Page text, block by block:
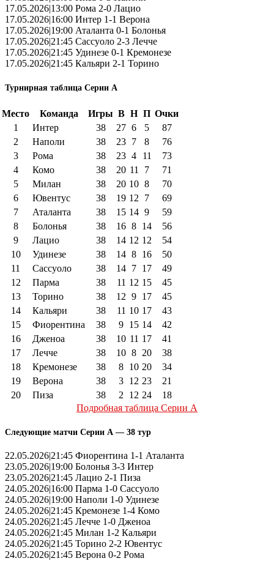
17.05.2026|13:00 Рома 2-0 Лацио
17.05.2026|16:00 Интер 1-1 Верона
17.05.2026|19:00 Аталанта 0-1 Болонья
17.05.2026|21:45 Сассуоло 2-3 Лечче
17.05.2026|21:45 Удинезе 0-1 Кремонезе
17.05.2026|21:45 Кальяри 2-1 Торино
Турнирная таблица Серии А
Место Команда Игры В Н П Очки
1
Интер 38 27 6 5
87
2
Наполи 38 23 7 8
76
3
Рома 38 23 4 11
73
4
Комо 38 20 11 7
71
5
Милан 38 20 10 8
70
6
Ювентус 38 19 12 7
69
7
Аталанта 38 15 14 9
59
8
Болонья 38 16 8 14
56
9
Лацио 38 14 12 12
54
10
Удинезе 38 14 8 16
50
11
Сассуоло 38 14 7 17
49
12
Парма 38 11 12 15
45
13
Торино 38 12 9 17
45
14
Кальяри 38 11 10 17
43
15
Фиорентина 38 9 15 14
42
16
Дженоа 38 10 11 17
41
17
Лечче 38 10 8 20
38
18
Кремонезе 38 8 10 20
34
19
Верона 38 3 12 23
21
20
Пиза 38 2 12 24
18
Подробная таблица Серии А
Следующие матчи Серии А — 38 тур
22.05.2026|21:45 Фиорентина 1-1 Аталанта
23.05.2026|19:00 Болонья 3-3 Интер
23.05.2026|21:45 Лацио 2-1 Пиза
24.05.2026|16:00 Парма 1-0 Сассуоло
24.05.2026|19:00 Наполи 1-0 Удинезе
24.05.2026|21:45 Кремонезе 1-4 Комо
24.05.2026|21:45 Лечче 1-0 Дженоа
24.05.2026|21:45 Милан 1-2 Кальяри
24.05.2026|21:45 Торино 2-2 Ювентус
24.05.2026|21:45 Верона 0-2 Рома